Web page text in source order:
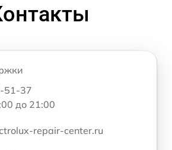
51-37
до 21:00
repair-center.ru